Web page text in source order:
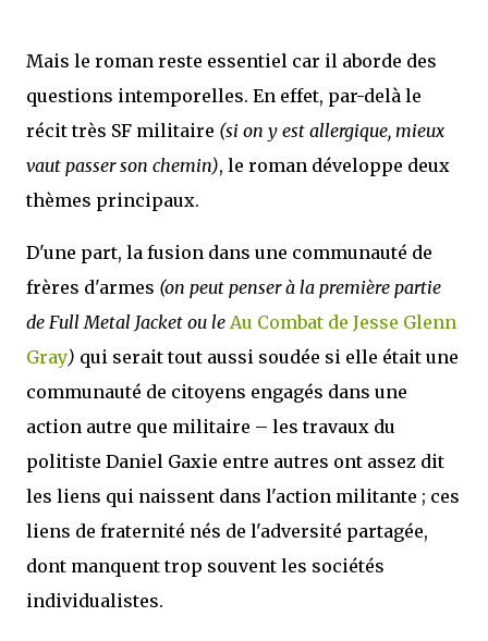
Mais le roman reste essentiel car il aborde des
questions intemporelles. En effet, par-delà le
récit très SF militaire (si on y est allergique, mieux
vaut passer son chemin), le roman développe deux
thèmes principaux.
D'une part, la fusion dans une communauté de
frères d'armes (on peut penser à la première partie
de Full Metal Jacket ou le Au Combat de Jesse Glenn
Gray) qui serait tout aussi soudée si elle était une
communauté de citoyens engagés dans une
action autre que militaire – les travaux du
politiste Daniel Gaxie entre autres ont assez dit
les liens qui naissent dans l'action militante ; ces
liens de fraternité nés de l'adversité partagée,
dont manquent trop souvent les sociétés
individualistes.